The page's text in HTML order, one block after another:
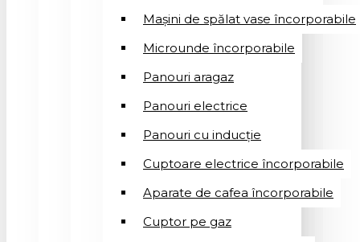
Mașini de spălat vase încorporabile
Microunde încorporabile
Panouri aragaz
Panouri electrice
Panouri cu inducție
Cuptoare electrice încorporabile
Aparate de cafea încorporabile
Cuptor pe gaz